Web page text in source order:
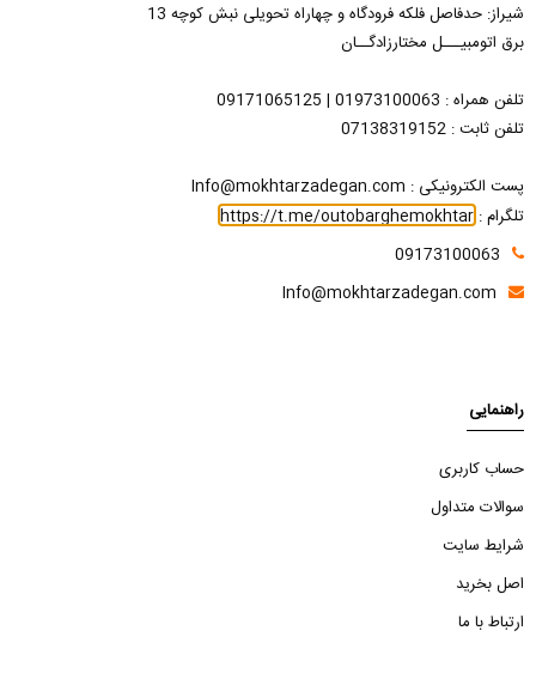
شیراز: حدفاصل فلکه فرودگاه و چهاراه تحویلی نبش کوچه 13
برق اتومبیـــل مختارزادگــان
تلفن همراه : 01973100063 | 09171065125
تلفن ثابت : 07138319152
پست الکترونیکی : Info@mokhtarzadegan.com
تلگرام :https://t.me/outobarghemokhtar
09173100063
Info@mokhtarzadegan.com
راهنمایی
حساب کاربری
سوالات متداول
شرایط سایت
اصل بخرید
ارتباط با ما